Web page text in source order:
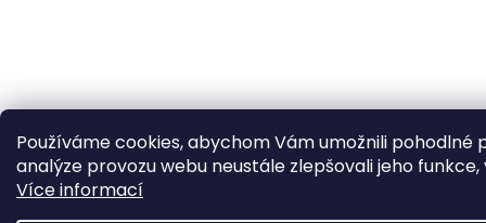
Používáme cookies, abychom Vám umožnili pohodlné
analýze provozu webu neustále zlepšovali jeho
Více informací